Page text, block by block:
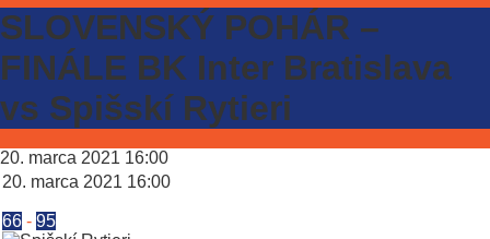
SLOVENSKÝ POHÁR –
FINÁLE BK Inter Bratislava
vs Spišskí Rytieri
20. marca 2021 16:00
20. marca 2021 16:00
66 - 95